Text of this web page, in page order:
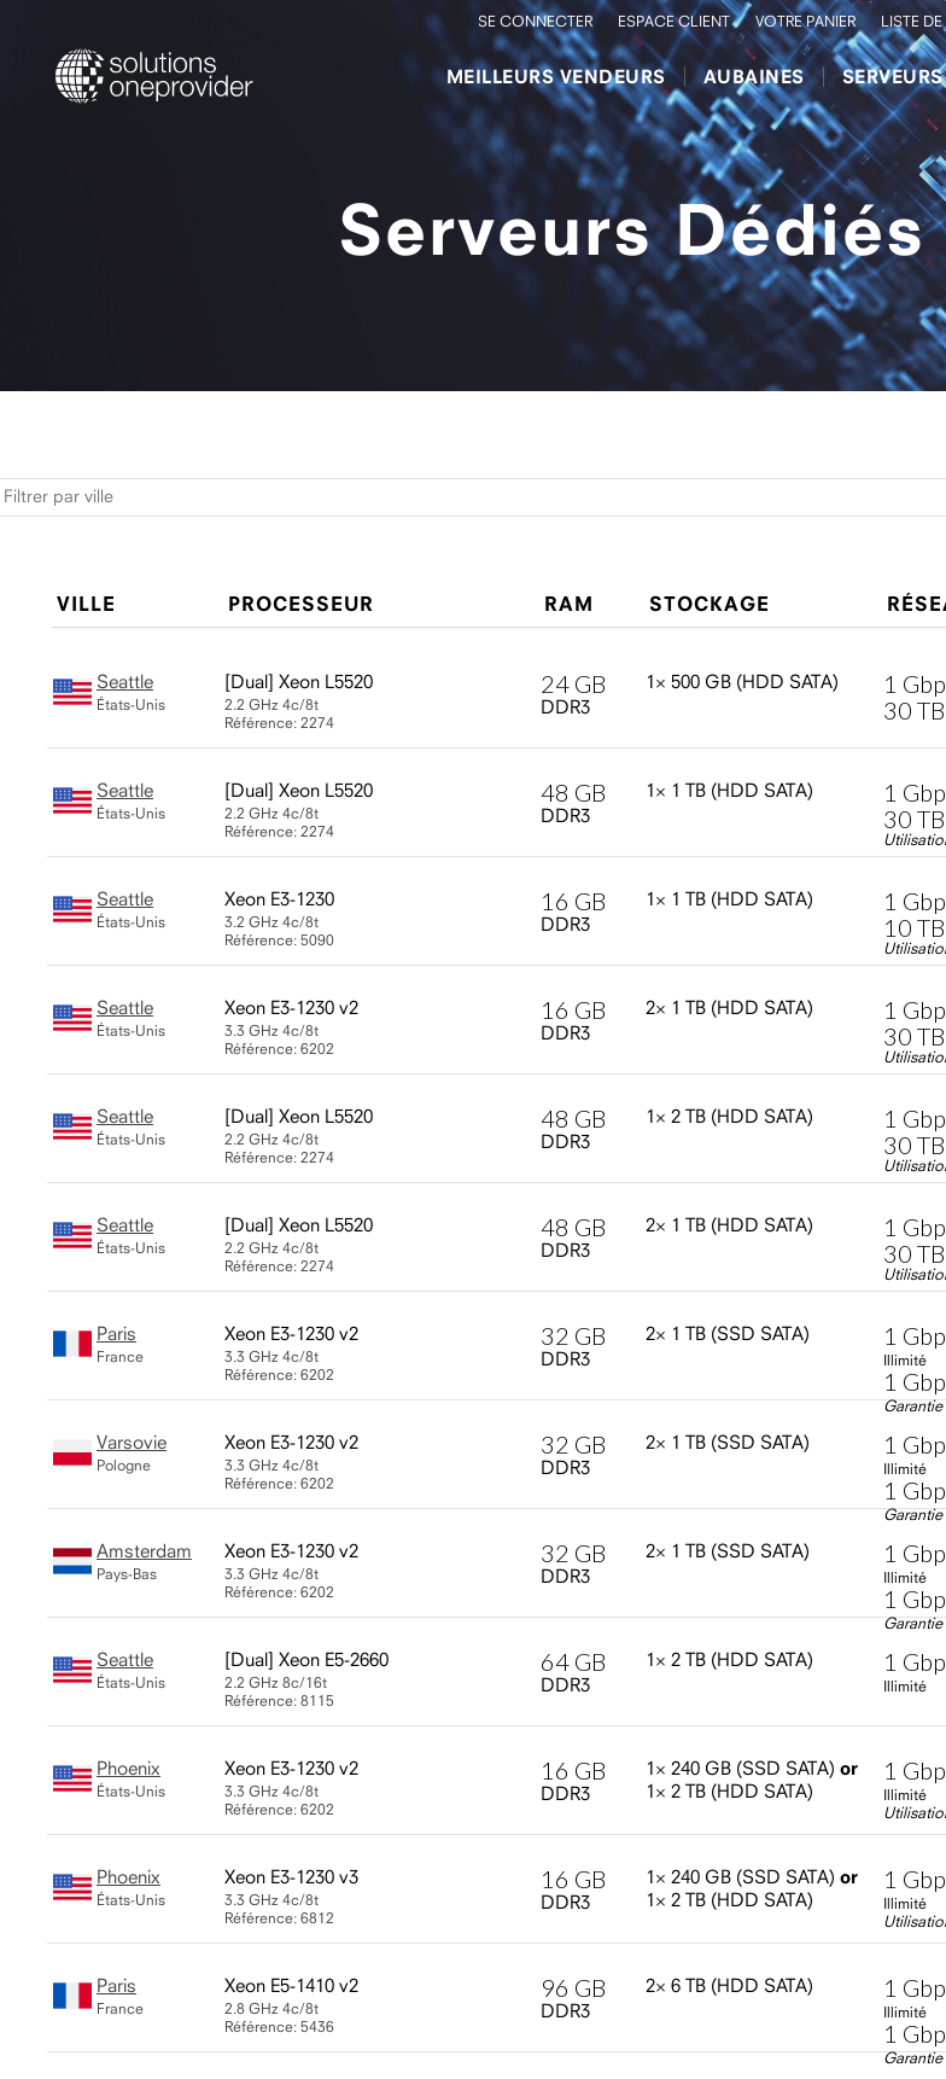
SE CONNECTER ESPACE CLIENT VOTRE PANIER LISTE
MEILLEURS VENDEURS AUBAINES
Serveurs Dédiés
VILLE PROCESSEUR RAM STOCKAGE
Seattle
États-Unis
Xeon L5520
2.2 GHz 4c/8t
Référence: 2274
24 GB
DDR3
1× 500 GB (HDD SATA) 1
30 TB
Seattle
États-Unis
Xeon L5520
2.2 GHz 4c/8t
Référence: 2274
48 GB
DDR3
1× 1 TB (HDD SATA) 1
30 TB
Seattle
États-Unis
Xeon E3-1230
3.2 GHz 4c/8t
Référence: 5090
16 GB
DDR3
1× 1 TB (HDD SATA) 1
10 TB
Seattle
États-Unis
Xeon E3-1230 v2
3.3 GHz 4c/8t
Référence: 6202
16 GB
DDR3
2× 1 TB (HDD SATA) 1
30 TB
Seattle
États-Unis
Xeon L5520
2.2 GHz 4c/8t
Référence: 2274
48 GB
DDR3
1× 2 TB (HDD SATA) 1
30 TB
Seattle
États-Unis
Xeon L5520
2.2 GHz 4c/8t
Référence: 2274
48 GB
DDR3
2× 1 TB (HDD SATA) 1
30 TB
Paris
France
Xeon E3-1230 v2
3.3 GHz 4c/8t
Référence: 6202
32 GB
DDR3
2× 1 TB (SSD SATA) 1
Illimité
1
Garantie
Varsovie
Pologne
Xeon E3-1230 v2
3.3 GHz 4c/8t
Référence: 6202
32 GB
DDR3
2× 1 TB (SSD SATA) 1
Illimité
1
Garantie
Amsterdam
Pays-Bas
Xeon E3-1230 v2
3.3 GHz 4c/8t
Référence: 6202
32 GB
DDR3
2× 1 TB (SSD SATA) 1
Illimité
1
Garantie
Seattle
États-Unis
Xeon E5-2660
2.2 GHz 8c/16t
Référence: 8115
64 GB
DDR3
1× 2 TB (HDD SATA) 1
Illimité
Phoenix
États-Unis
Xeon E3-1230 v2
3.3 GHz 4c/8t
Référence: 6202
16 GB
DDR3
1× 240 GB (SSD SATA) or
1× 2 TB (HDD SATA)
1
Illimité
Phoenix
États-Unis
Xeon E3-1230 v3
3.3 GHz 4c/8t
Référence: 6812
16 GB
DDR3
1× 240 GB (SSD SATA) or
1× 2 TB (HDD SATA)
1
Illimité
Paris
France
Xeon E5-1410 v2
2.8 GHz 4c/8t
Référence: 5436
96 GB
DDR3
2× 6 TB (HDD SATA) 1
Illimité
1
Garantie